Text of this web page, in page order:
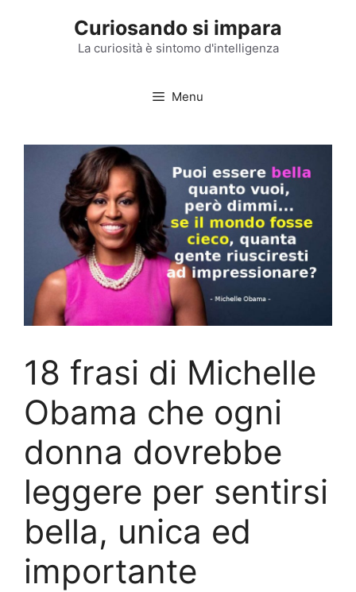
Curiosando si impara
La curiosità è sintomo d'intelligenza
Menu
18 frasi di Michelle
Obama che ogni
donna dovrebbe
leggere per sentirsi
bella, unica ed
importante